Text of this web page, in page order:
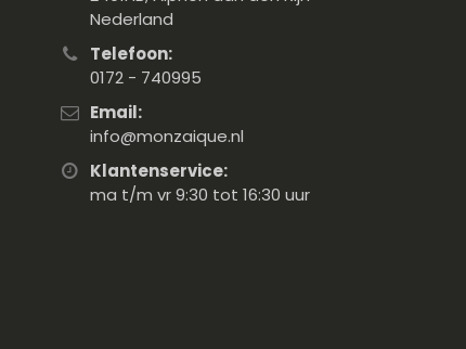
Nederland
Telefoon:
0172 - 740995
Email:
info@monzaique.nl
Klantenservice:
ma t/m vr 9:30 tot 16:30 uur